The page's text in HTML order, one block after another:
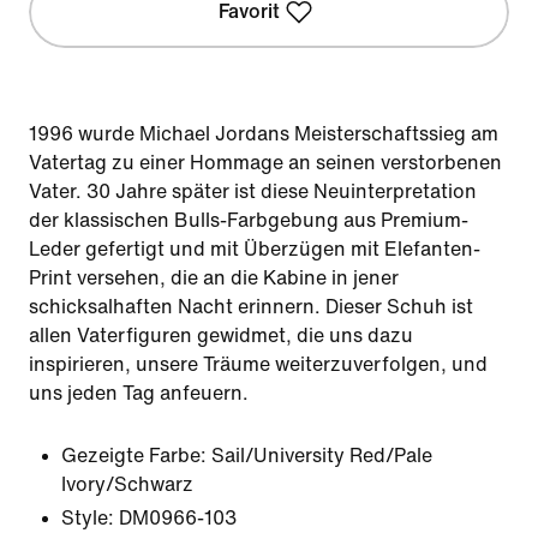
Favorit
1996 wurde Michael Jordans Meisterschaftssieg am
Vatertag zu einer Hommage an seinen verstorbenen
Vater. 30 Jahre später ist diese Neuinterpretation
der klassischen Bulls-Farbgebung aus Premium-
Leder gefertigt und mit Überzügen mit Elefanten-
Print versehen, die an die Kabine in jener
schicksalhaften Nacht erinnern. Dieser Schuh ist
allen Vaterfiguren gewidmet, die uns dazu
inspirieren, unsere Träume weiterzuverfolgen, und
uns jeden Tag anfeuern.
Gezeigte Farbe: Sail/University Red/Pale
Ivory/Schwarz
Style: DM0966-103